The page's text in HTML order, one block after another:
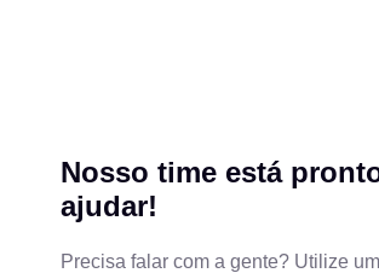
Nosso time está
ajudar!
Precisa falar com a gente? Utilize